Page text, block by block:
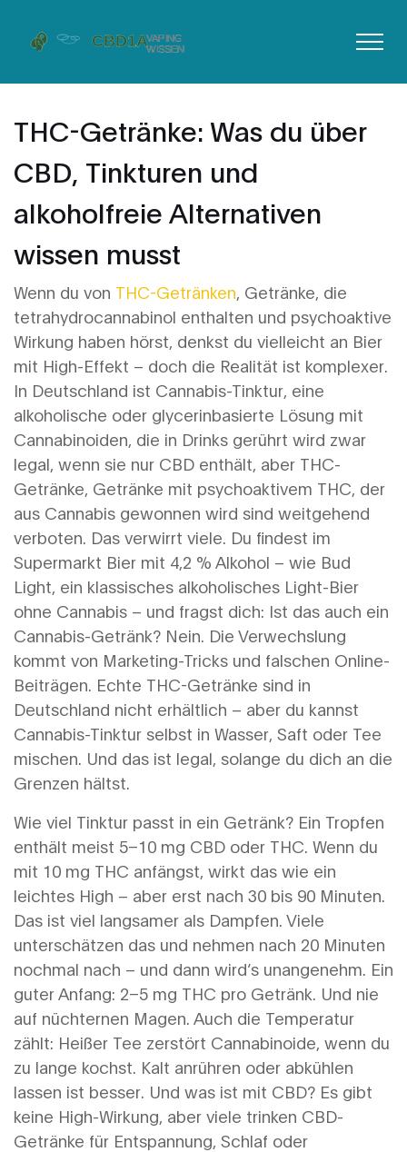
THC-Getränke: Was du über
CBD, Tinkturen und
alkoholfreie Alternativen
wissen musst
Wenn du von THC-Getränken, Getränke, die
tetrahydrocannabinol enthalten und psychoaktive
Wirkung haben hörst, denkst du vielleicht an Bier
mit High-Effekt – doch die Realität ist komplexer.
In Deutschland ist Cannabis-Tinktur, eine
alkoholische oder glycerinbasierte Lösung mit
Cannabinoiden, die in Drinks gerührt wird zwar
legal, wenn sie nur CBD enthält, aber THC-
Getränke, Getränke mit psychoaktivem THC, der
aus Cannabis gewonnen wird sind weitgehend
verboten. Das verwirrt viele. Du findest im
Supermarkt Bier mit 4,2 % Alkohol – wie Bud
Light, ein klassisches alkoholisches Light-Bier
ohne Cannabis – und fragst dich: Ist das auch ein
Cannabis-Getränk? Nein. Die Verwechslung
kommt von Marketing-Tricks und falschen Online-
Beiträgen. Echte THC-Getränke sind in
Deutschland nicht erhältlich – aber du kannst
Cannabis-Tinktur selbst in Wasser, Saft oder Tee
mischen. Und das ist legal, solange du dich an die
Grenzen hältst.
Wie viel Tinktur passt in ein Getränk? Ein Tropfen
enthält meist 5–10 mg CBD oder THC. Wenn du
mit 10 mg THC anfängst, wirkt das wie ein
leichtes High – aber erst nach 30 bis 90 Minuten.
Das ist viel langsamer als Dampfen. Viele
unterschätzen das und nehmen nach 20 Minuten
nochmal nach – und dann wird’s unangenehm. Ein
guter Anfang: 2–5 mg THC pro Getränk. Und nie
auf nüchternen Magen. Auch die Temperatur
zählt: Heißer Tee zerstört Cannabinoide, wenn du
zu lange kochst. Kalt anrühren oder abkühlen
lassen ist besser. Und was ist mit CBD? Es gibt
keine High-Wirkung, aber viele trinken CBD-
Getränke für Entspannung, Schlaf oder